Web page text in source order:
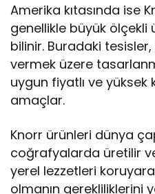
Amerika kıtasında ise
genellikle büyük
bilinir. Buradaki
vermek üzere
uygun fiyatlı ve yüksek
amaçlar.
Knorr ürünleri dünya
coğrafyalarda üretilir
yerel lezzetleri
olmanın gerekliliklerini